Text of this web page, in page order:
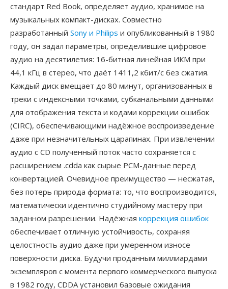
стандарт Red Book, определяет аудио, хранимое на
музыкальных компакт-дисках. Совместно
разработанный Sony и Philips и опубликованный в 1980
году, он задал параметры, определившие цифровое
аудио на десятилетия: 16-битная линейная ИКМ при
44,1 кГц в стерео, что даёт 1411,2 кбит/с без сжатия.
Каждый диск вмещает до 80 минут, организованных в
треки с индексными точками, субканальными данными
для отображения текста и кодами коррекции ошибок
(CIRC), обеспечивающими надёжное воспроизведение
даже при незначительных царапинах. При извлечении
аудио с CD полученный поток часто сохраняется с
расширением .cdda как сырые PCM-данные перед
конвертацией. Очевидное преимущество — несжатая,
без потерь природа формата: то, что воспроизводится,
математически идентично студийному мастеру при
заданном разрешении. Надёжная коррекция ошибок
обеспечивает отличную устойчивость, сохраняя
целостность аудио даже при умеренном износе
поверхности диска. Будучи проданным миллиардами
экземпляров с момента первого коммерческого выпуска
в 1982 году, CDDA установил базовые ожидания